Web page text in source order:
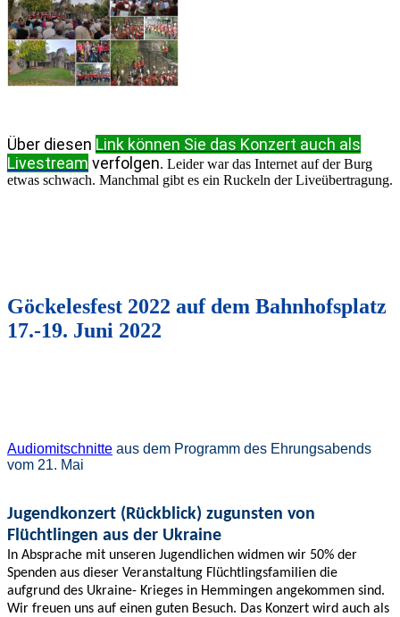
Über diesen Link können Sie das Konzert auch als
Livestream verfolgen. Leider war das Internet auf der Burg
etwas schwach. Manchmal gibt es ein Ruckeln der Liveübertragung.
Göckelesfest 2022 auf dem Bahnhofsplatz
17.-19. Juni 2022
Audiomitschnitte aus dem Programm des Ehrungsabends
vom 21. Mai
Jugendkonzert (Rückblick) zugunsten von
Flüchtlingen aus der Ukraine
In Absprache mit unseren Jugendlichen widmen wir 50% der
Spenden aus dieser Veranstaltung Flüchtlingsfamilien die
aufgrund des Ukraine- Krieges in Hemmingen angekommen sind.
Wir freuen uns auf einen guten Besuch. Das Konzert wird auch als